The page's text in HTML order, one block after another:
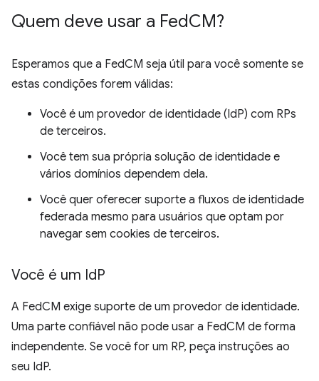
Quem deve usar a FedCM?
Esperamos que a FedCM seja útil para você somente se
estas condições forem válidas:
Você é um provedor de identidade (IdP) com RPs
de terceiros.
Você tem sua própria solução de identidade e
vários domínios dependem dela.
Você quer oferecer suporte a fluxos de identidade
federada mesmo para usuários que optam por
navegar sem cookies de terceiros.
Você é um IdP
A FedCM exige suporte de um provedor de identidade.
Uma parte confiável não pode usar a FedCM de forma
independente. Se você for um RP, peça instruções ao
seu IdP.